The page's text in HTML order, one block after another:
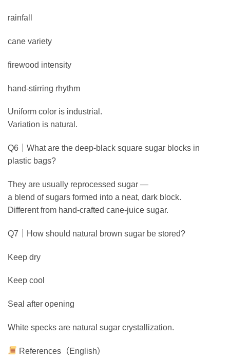
rainfall
cane variety
firewood intensity
hand-stirring rhythm
Uniform color is industrial.
Variation is natural.
Q6｜What are the deep-black square sugar blocks in
plastic bags?
They are usually reprocessed sugar —
a blend of sugars formed into a neat, dark block.
Different from hand-crafted cane-juice sugar.
Q7｜How should natural brown sugar be stored?
Keep dry
Keep cool
Seal after opening
White specks are natural sugar crystallization.
References（English）